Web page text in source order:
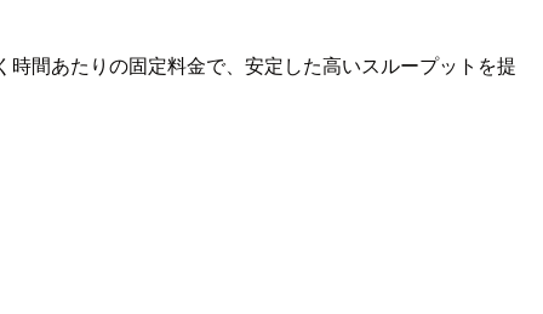
間あたりの固定料金で、安定した高いスループットを提